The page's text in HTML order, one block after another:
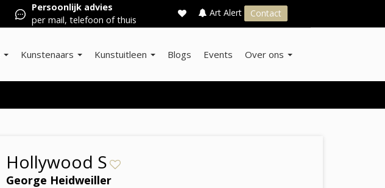
Persoonlijk advies
per mail, telefoon of thuis
Art Alert Contact
Kunstenaars Kunstuitleen Blogs Events Over ons
Hollywood S
George Heidweiller